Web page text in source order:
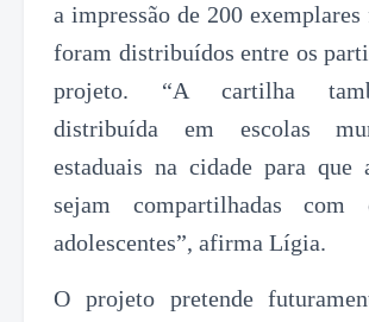
a impressão de 200
foram distribuídos entre os
projeto. “A cartilha
distribuída em escolas
estaduais na cidade para que
sejam compartilhadas com
adolescentes”, afirma Lígia.
O projeto pretende